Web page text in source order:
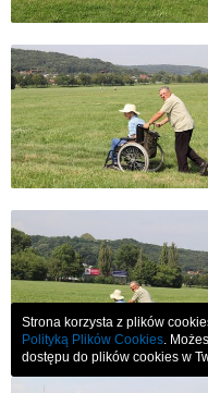
Strona korzysta z plików
Polityką Plików Cookies.
dostępu do plików cookies w